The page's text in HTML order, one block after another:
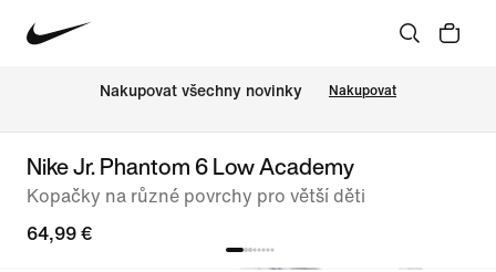
Nakupovat všechny novinky Nakupovat
Nike Jr. Phantom 6 Low Academy
Kopačky na různé povrchy pro větší děti
64,99 €